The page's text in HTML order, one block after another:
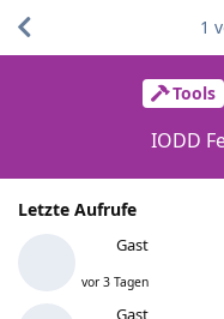
Tools
IODD
Letzte Aufrufe
Gast
vor 3 Tagen
Gast
1